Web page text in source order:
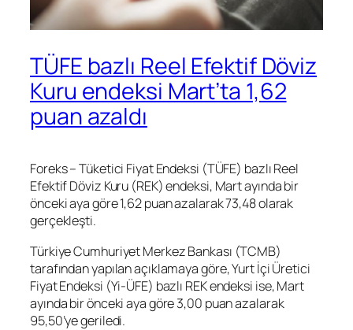
TÜFE bazlı Reel Efektif Döviz
Kuru endeksi Mart’ta 1,62
puan azaldı
Foreks – Tüketici Fiyat Endeksi (TÜFE) bazlı Reel
Efektif Döviz Kuru (REK) endeksi, Mart ayında bir
önceki aya göre 1,62 puan azalarak 73,48 olarak
gerçekleşti.
Türkiye Cumhuriyet Merkez Bankası (TCMB)
tarafından yapılan açıklamaya göre, Yurt İçi Üretici
Fiyat Endeksi (Yi-ÜFE) bazlı REK endeksi ise, Mart
ayında bir önceki aya göre 3,00 puan azalarak
95,50’ye geriledi.